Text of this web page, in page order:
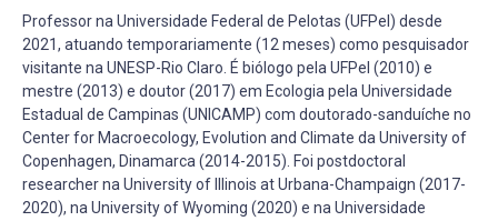
Professor na Universidade Federal de Pelotas (UFPel) desde
2021, atuando temporariamente (12 meses) como pesquisador
visitante na UNESP-Rio Claro. É biólogo pela UFPel (2010) e
mestre (2013) e doutor (2017) em Ecologia pela Universidade
Estadual de Campinas (UNICAMP) com doutorado-sanduíche no
Center for Macroecology, Evolution and Climate da University of
Copenhagen, Dinamarca (2014-2015). Foi postdoctoral
researcher na University of Illinois at Urbana-Champaign (2017-
2020), na University of Wyoming (2020) e na Universidade